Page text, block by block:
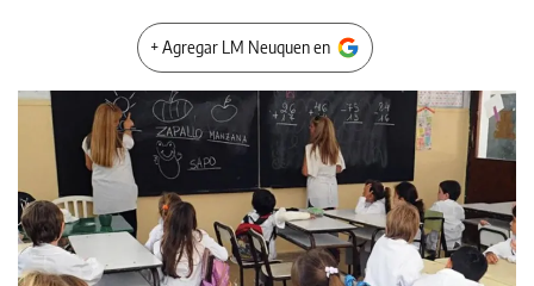
+ Agregar LM Neuquen en